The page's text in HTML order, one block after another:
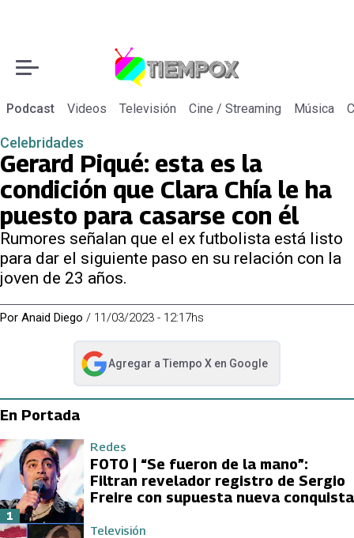
Podcast Videos Televisión Cine / Streaming Música
Celebridades
Gerard Piqué: esta es la
condición que Clara Chía le ha
puesto para casarse con él
Rumores señalan que el ex futbolista está listo
para dar el siguiente paso en su relación con la
joven de 23 años.
Por Anaid Diego / 11/03/2023 - 12:17hs
Agregar a Tiempo Xen Google
abre en nueva pestaña
En Portada
Redes
FOTO | “Se fueron de la mano”:
Filtran revelador registro de Sergio
Freire con supuesta nueva conquista
1
Televisión